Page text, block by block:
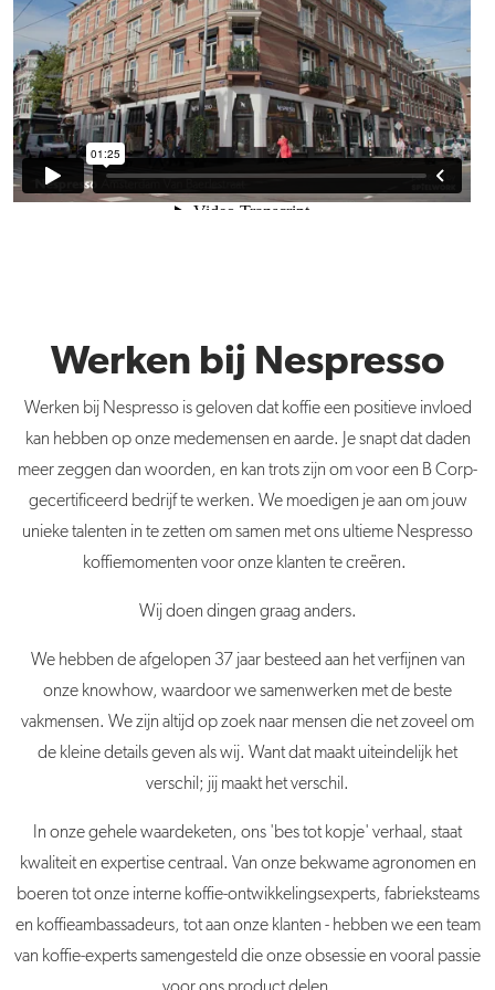
Werken bij Nespresso
Werken bij Nespresso is geloven dat koffie een positieve invloed
kan hebben op onze medemensen en aarde. Je snapt dat daden
meer zeggen dan woorden, en kan trots zijn om voor een B Corp-
gecertificeerd bedrijf te werken. We moedigen je aan om jouw
unieke talenten in te zetten om samen met ons ultieme Nespresso
koffiemomenten voor onze klanten te creëren.
Wij doen dingen graag anders.
We hebben de afgelopen 37 jaar besteed aan het verfijnen van
onze knowhow, waardoor we samenwerken met de beste
vakmensen. We zijn altijd op zoek naar mensen die net zoveel om
de kleine details geven als wij. Want dat maakt uiteindelijk het
verschil; jij maakt het verschil.
In onze gehele waardeketen, ons 'bes tot kopje' verhaal, staat
kwaliteit en expertise centraal. Van onze bekwame agronomen en
boeren tot onze interne koffie-ontwikkelingsexperts, fabrieksteams
en koffieambassadeurs, tot aan onze klanten - hebben we een team
van koffie-experts samengesteld die onze obsessie en vooral passie